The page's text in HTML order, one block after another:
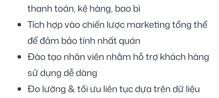
thanh toán, kệ hàng, bao bì
Tích hợp vào chiến lược marketing tổng thể
để đảm bảo tính nhất quán
Đào tạo nhân viên nhằm hỗ trợ khách hàng
sử dụng dễ dàng
Đo lường & tối ưu liên tục dựa trên dữ liệu